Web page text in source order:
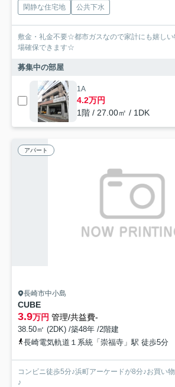
閑静な住宅地 公共下水
敷金・礼金不要☆都市ガスなので家計にも嬉し
場確保できます☆
募集中の部屋
1A
4.2万円
1階 / 27.00㎡ / 1DK
アパート
長崎市中小島
CUBE
3.9万円 管理/共益費-
38.50㎡ (2DK) /築48年 /2階建
長崎電気軌道１系統「崇福寺」駅 徒歩5分
コンビニ徒歩5分♪浜町アーケードが8分♪お買い
♪